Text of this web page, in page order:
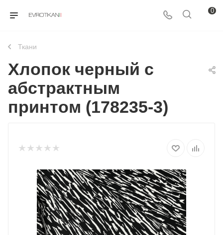
0
Ткани
Хлопок черный с
абстрактным
принтом (178235-3)